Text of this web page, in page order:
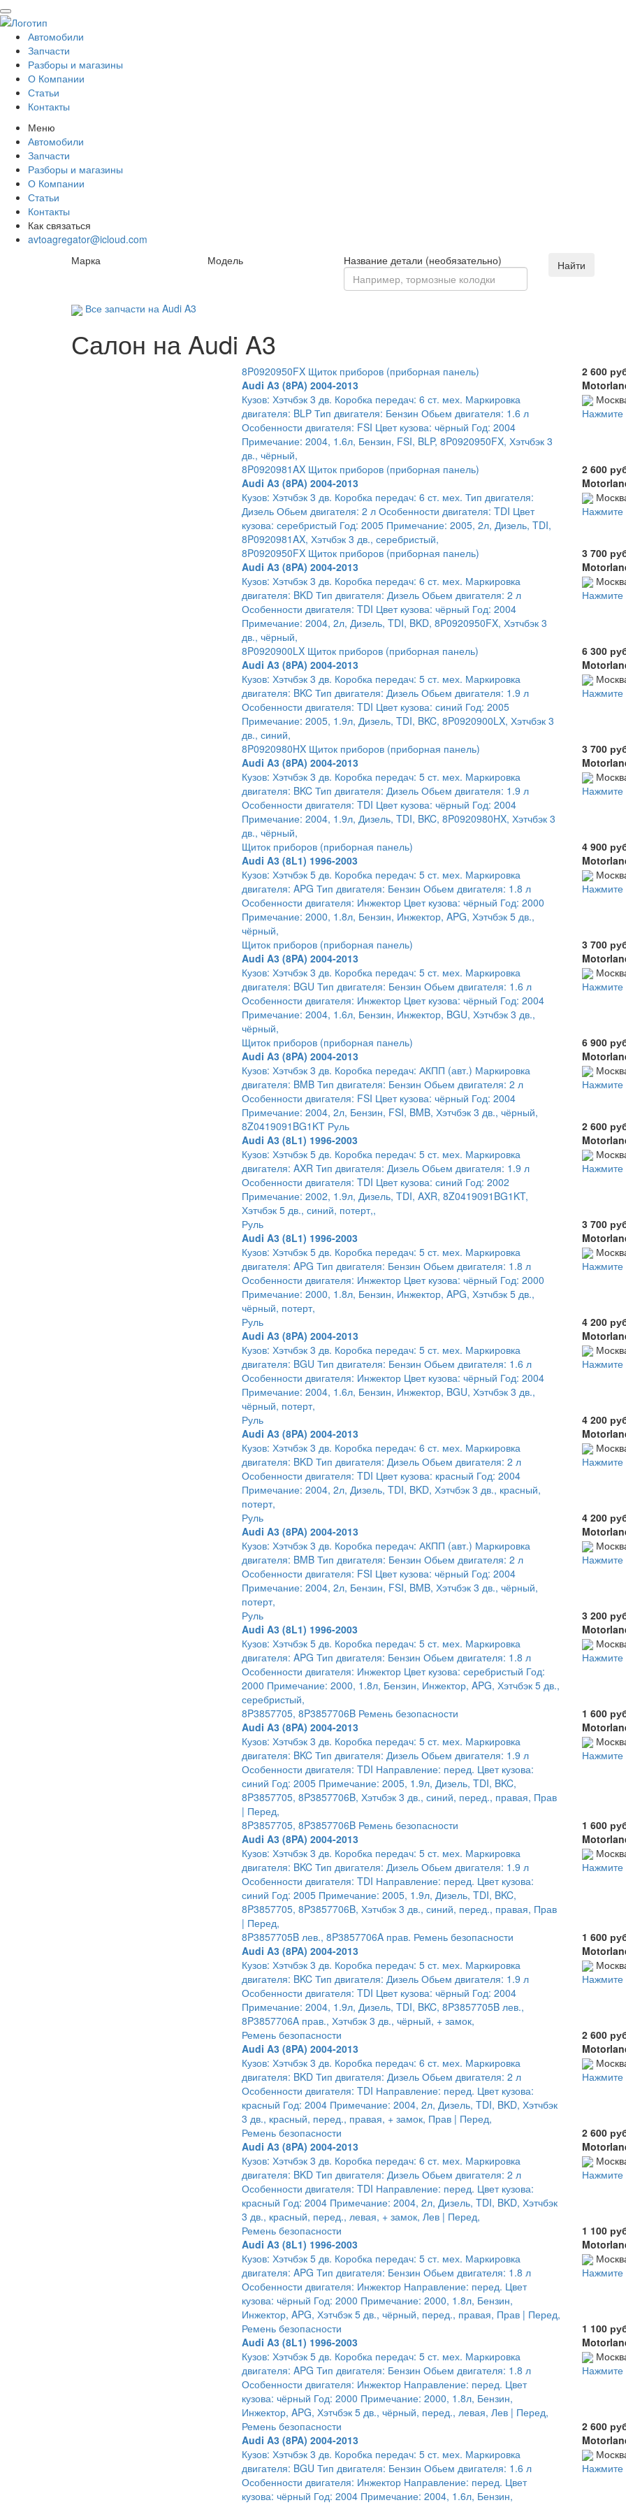
Автомобили
Запчасти
Разборы и магазины
О Компании
Статьи
Контакты
Меню
Автомобили
Запчасти
Разборы и магазины
О Компании
Статьи
Контакты
Как связаться
avtoagregator@icloud.com
Марка
Модель Название детали (необязательно) Найти
Все запчасти на Audi A3
Салон на Audi A3
8P0920950FX Щиток приборов (приборная панель)
Audi A3 (8PA) 2004-2013
Кузов: Хэтчбэк 3 дв. Коробка передач: 6 ст. мех. Маркировка
двигателя: BLP Тип двигателя: Бензин Обьем двигателя: 1.6 л
Особенности двигателя: FSI Цвет кузова: чёрный Год: 2004
Примечание: 2004, 1.6л, Бензин, FSI, BLP, 8P0920950FX, Хэтчбэк 3
дв., чёрный,
2 600
Нажмите
8P0920981AX Щиток приборов (приборная панель)
Audi A3 (8PA) 2004-2013
Кузов: Хэтчбэк 3 дв. Коробка передач: 6 ст. мех. Тип двигателя:
Дизель Обьем двигателя: 2 л Особенности двигателя: TDI Цвет
кузова: серебристый Год: 2005 Примечание: 2005, 2л, Дизель, TDI,
8P0920981AX, Хэтчбэк 3 дв., серебристый,
2 600
Нажмите
8P0920950FX Щиток приборов (приборная панель)
Audi A3 (8PA) 2004-2013
Кузов: Хэтчбэк 3 дв. Коробка передач: 6 ст. мех. Маркировка
двигателя: BKD Тип двигателя: Дизель Обьем двигателя: 2 л
Особенности двигателя: TDI Цвет кузова: чёрный Год: 2004
Примечание: 2004, 2л, Дизель, TDI, BKD, 8P0920950FX, Хэтчбэк 3
дв., чёрный,
3 700
Нажмите
8P0920900LX Щиток приборов (приборная панель)
Audi A3 (8PA) 2004-2013
Кузов: Хэтчбэк 3 дв. Коробка передач: 5 ст. мех. Маркировка
двигателя: BKC Тип двигателя: Дизель Обьем двигателя: 1.9 л
Особенности двигателя: TDI Цвет кузова: синий Год: 2005
Примечание: 2005, 1.9л, Дизель, TDI, BKC, 8P0920900LX, Хэтчбэк 3
дв., синий,
6 300
Нажмите
8P0920980HX Щиток приборов (приборная панель)
Audi A3 (8PA) 2004-2013
Кузов: Хэтчбэк 3 дв. Коробка передач: 5 ст. мех. Маркировка
двигателя: BKC Тип двигателя: Дизель Обьем двигателя: 1.9 л
Особенности двигателя: TDI Цвет кузова: чёрный Год: 2004
Примечание: 2004, 1.9л, Дизель, TDI, BKC, 8P0920980HX, Хэтчбэк 3
дв., чёрный,
3 700
Нажмите
Щиток приборов (приборная панель)
Audi A3 (8L1) 1996-2003
Кузов: Хэтчбэк 5 дв. Коробка передач: 5 ст. мех. Маркировка
двигателя: APG Тип двигателя: Бензин Обьем двигателя: 1.8 л
Особенности двигателя: Инжектор Цвет кузова: чёрный Год: 2000
Примечание: 2000, 1.8л, Бензин, Инжектор, APG, Хэтчбэк 5 дв.,
чёрный,
4 900
Нажмите
Щиток приборов (приборная панель)
Audi A3 (8PA) 2004-2013
Кузов: Хэтчбэк 3 дв. Коробка передач: 5 ст. мех. Маркировка
двигателя: BGU Тип двигателя: Бензин Обьем двигателя: 1.6 л
Особенности двигателя: Инжектор Цвет кузова: чёрный Год: 2004
Примечание: 2004, 1.6л, Бензин, Инжектор, BGU, Хэтчбэк 3 дв.,
чёрный,
3 700
Нажмите
Щиток приборов (приборная панель)
Audi A3 (8PA) 2004-2013
Кузов: Хэтчбэк 3 дв. Коробка передач: АКПП (авт.) Маркировка
двигателя: BMB Тип двигателя: Бензин Обьем двигателя: 2 л
Особенности двигателя: FSI Цвет кузова: чёрный Год: 2004
Примечание: 2004, 2л, Бензин, FSI, BMB, Хэтчбэк 3 дв., чёрный,
6 900
Нажмите
8Z0419091BG1KT Руль
Audi A3 (8L1) 1996-2003
Кузов: Хэтчбэк 5 дв. Коробка передач: 5 ст. мех. Маркировка
двигателя: AXR Тип двигателя: Дизель Обьем двигателя: 1.9 л
Особенности двигателя: TDI Цвет кузова: синий Год: 2002
Примечание: 2002, 1.9л, Дизель, TDI, AXR, 8Z0419091BG1KT,
Хэтчбэк 5 дв., синий, потерт,,
2 600
Нажмите
Руль
Audi A3 (8L1) 1996-2003
Кузов: Хэтчбэк 5 дв. Коробка передач: 5 ст. мех. Маркировка
двигателя: APG Тип двигателя: Бензин Обьем двигателя: 1.8 л
Особенности двигателя: Инжектор Цвет кузова: чёрный Год: 2000
Примечание: 2000, 1.8л, Бензин, Инжектор, APG, Хэтчбэк 5 дв.,
чёрный, потерт,
3 700
Нажмите
Руль
Audi A3 (8PA) 2004-2013
Кузов: Хэтчбэк 3 дв. Коробка передач: 5 ст. мех. Маркировка
двигателя: BGU Тип двигателя: Бензин Обьем двигателя: 1.6 л
Особенности двигателя: Инжектор Цвет кузова: чёрный Год: 2004
Примечание: 2004, 1.6л, Бензин, Инжектор, BGU, Хэтчбэк 3 дв.,
чёрный, потерт,
4 200
Нажмите
Руль
Audi A3 (8PA) 2004-2013
Кузов: Хэтчбэк 3 дв. Коробка передач: 6 ст. мех. Маркировка
двигателя: BKD Тип двигателя: Дизель Обьем двигателя: 2 л
Особенности двигателя: TDI Цвет кузова: красный Год: 2004
Примечание: 2004, 2л, Дизель, TDI, BKD, Хэтчбэк 3 дв., красный,
потерт,
4 200
Нажмите
Руль
Audi A3 (8PA) 2004-2013
Кузов: Хэтчбэк 3 дв. Коробка передач: АКПП (авт.) Маркировка
двигателя: BMB Тип двигателя: Бензин Обьем двигателя: 2 л
Особенности двигателя: FSI Цвет кузова: чёрный Год: 2004
Примечание: 2004, 2л, Бензин, FSI, BMB, Хэтчбэк 3 дв., чёрный,
потерт,
4 200
Нажмите
Руль
Audi A3 (8L1) 1996-2003
Кузов: Хэтчбэк 5 дв. Коробка передач: 5 ст. мех. Маркировка
двигателя: APG Тип двигателя: Бензин Обьем двигателя: 1.8 л
Особенности двигателя: Инжектор Цвет кузова: серебристый Год:
2000 Примечание: 2000, 1.8л, Бензин, Инжектор, APG, Хэтчбэк 5 дв.,
серебристый,
3 200
Нажмите
8P3857705, 8P3857706B Ремень безопасности
Audi A3 (8PA) 2004-2013
Кузов: Хэтчбэк 3 дв. Коробка передач: 5 ст. мех. Маркировка
двигателя: BKC Тип двигателя: Дизель Обьем двигателя: 1.9 л
Особенности двигателя: TDI Направление: перед. Цвет кузова:
синий Год: 2005 Примечание: 2005, 1.9л, Дизель, TDI, BKC,
8P3857705, 8P3857706B, Хэтчбэк 3 дв., синий, перед., правая, Прав
| Перед,
1 600
Нажмите
8P3857705, 8P3857706B Ремень безопасности
Audi A3 (8PA) 2004-2013
Кузов: Хэтчбэк 3 дв. Коробка передач: 5 ст. мех. Маркировка
двигателя: BKC Тип двигателя: Дизель Обьем двигателя: 1.9 л
Особенности двигателя: TDI Направление: перед. Цвет кузова:
синий Год: 2005 Примечание: 2005, 1.9л, Дизель, TDI, BKC,
8P3857705, 8P3857706B, Хэтчбэк 3 дв., синий, перед., правая, Прав
| Перед,
1 600
Нажмите
8P3857705B лев., 8P3857706A прав. Ремень безопасности
Audi A3 (8PA) 2004-2013
Кузов: Хэтчбэк 3 дв. Коробка передач: 5 ст. мех. Маркировка
двигателя: BKC Тип двигателя: Дизель Обьем двигателя: 1.9 л
Особенности двигателя: TDI Цвет кузова: чёрный Год: 2004
Примечание: 2004, 1.9л, Дизель, TDI, BKC, 8P3857705B лев.,
8P3857706A прав., Хэтчбэк 3 дв., чёрный, + замок,
1 600
Нажмите
Ремень безопасности
Audi A3 (8PA) 2004-2013
Кузов: Хэтчбэк 3 дв. Коробка передач: 6 ст. мех. Маркировка
двигателя: BKD Тип двигателя: Дизель Обьем двигателя: 2 л
Особенности двигателя: TDI Направление: перед. Цвет кузова:
красный Год: 2004 Примечание: 2004, 2л, Дизель, TDI, BKD, Хэтчбэк
3 дв., красный, перед., правая, + замок, Прав | Перед,
2 600
Нажмите
Ремень безопасности
Audi A3 (8PA) 2004-2013
Кузов: Хэтчбэк 3 дв. Коробка передач: 6 ст. мех. Маркировка
двигателя: BKD Тип двигателя: Дизель Обьем двигателя: 2 л
Особенности двигателя: TDI Направление: перед. Цвет кузова:
красный Год: 2004 Примечание: 2004, 2л, Дизель, TDI, BKD, Хэтчбэк
3 дв., красный, перед., левая, + замок, Лев | Перед,
2 600
Нажмите
Ремень безопасности
Audi A3 (8L1) 1996-2003
Кузов: Хэтчбэк 5 дв. Коробка передач: 5 ст. мех. Маркировка
двигателя: APG Тип двигателя: Бензин Обьем двигателя: 1.8 л
Особенности двигателя: Инжектор Направление: перед. Цвет
кузова: чёрный Год: 2000 Примечание: 2000, 1.8л, Бензин,
Инжектор, APG, Хэтчбэк 5 дв., чёрный, перед., правая, Прав | Перед,
1 100
Нажмите
Ремень безопасности
Audi A3 (8L1) 1996-2003
Кузов: Хэтчбэк 5 дв. Коробка передач: 5 ст. мех. Маркировка
двигателя: APG Тип двигателя: Бензин Обьем двигателя: 1.8 л
Особенности двигателя: Инжектор Направление: перед. Цвет
кузова: чёрный Год: 2000 Примечание: 2000, 1.8л, Бензин,
Инжектор, APG, Хэтчбэк 5 дв., чёрный, перед., левая, Лев | Перед,
1 100
Нажмите
Ремень безопасности
Audi A3 (8PA) 2004-2013
Кузов: Хэтчбэк 3 дв. Коробка передач: 5 ст. мех. Маркировка
двигателя: BGU Тип двигателя: Бензин Обьем двигателя: 1.6 л
Особенности двигателя: Инжектор Направление: перед. Цвет
кузова: чёрный Год: 2004 Примечание: 2004, 1.6л, Бензин,
2 600
Нажмите